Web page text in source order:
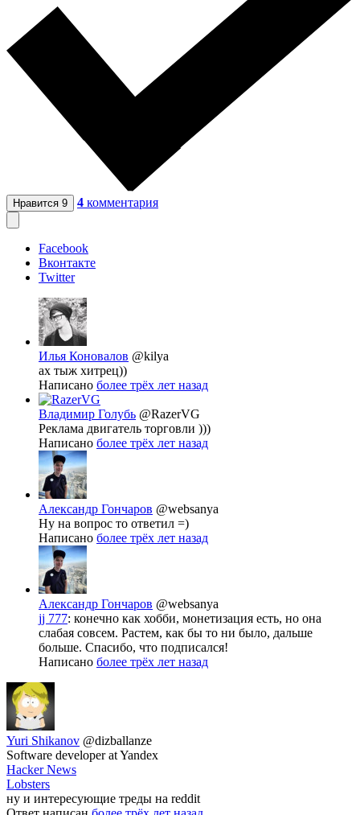
Нравится 9 4 комментария
Facebook
Вконтакте
Twitter
Илья Коновалов @kilya
ах тыж хитрец))
Написано более трёх лет назад
Владимир Голубь @RazerVG
Реклама двигатель торговли )))
Написано более трёх лет назад
Александр Гончаров @websanya
Ну на вопрос то ответил =)
Написано более трёх лет назад
Александр Гончаров @websanya
jj 777: конечно как хобби, монетизация есть, но она
слабая совсем. Растем, как бы то ни было, дальше
больше. Спасибо, что подписался!
Написано более трёх лет назад
Yuri Shikanov @dizballanze
Software developer at Yandex
Hacker News
Lobsters
ну и интересующие треды на reddit